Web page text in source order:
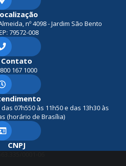
nº 4098 - Jardim São Bento
79572-008
Contato
167 1000
07h550 às 11h50 e das 13h30 às
(horário de Brasília)
CNPJ